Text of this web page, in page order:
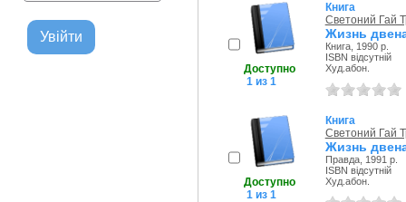
Доступно
1 из 1
Книга
Светоний Гай
Жизнь
Книга, 1990 р.
ISBN відсутній
Худ.абон.
Доступно
1 из 1
Книга
Светоний Гай
Жизнь
Правда, 1991 р.
ISBN відсутній
Худ.абон.